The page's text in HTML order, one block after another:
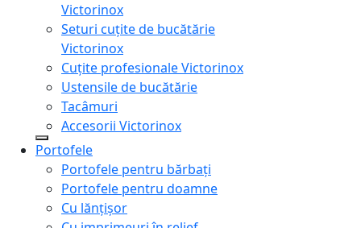
Victorinox
Seturi cuțite de bucătărie
Victorinox
Cuțite profesionale Victorinox
Ustensile de bucătărie
Tacâmuri
Accesorii Victorinox
Portofele
Portofele pentru bărbați
Portofele pentru doamne
Cu lănțișor